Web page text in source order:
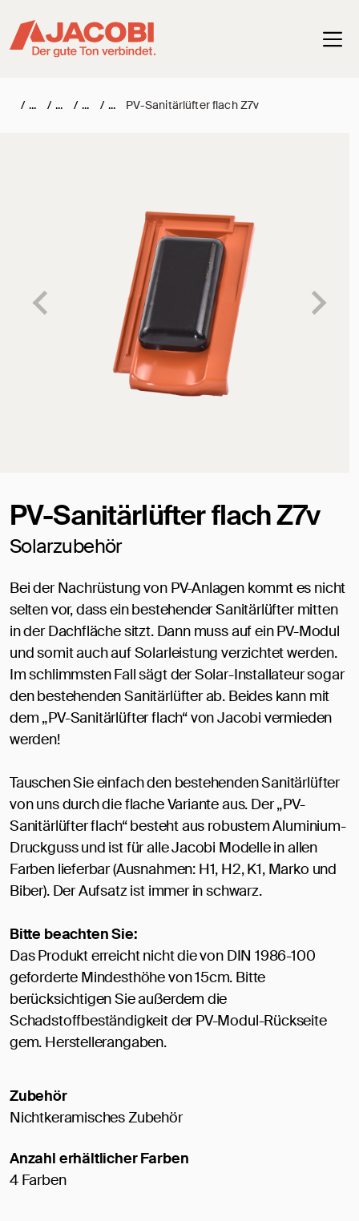
/ / / / PV-Sanitärlüfter flach Z7v
PV-Sanitärlüfter flach Z7v
Solarzubehör
Bei der Nachrüstung von PV-Anlagen kommt es nicht
selten vor, dass ein bestehender Sanitärlüfter mitten
in der Dachfläche sitzt. Dann muss auf ein PV-Modul
und somit auch auf Solarleistung verzichtet werden.
Im schlimmsten Fall sägt der Solar-Installateur sogar
den bestehenden Sanitärlüfter ab. Beides kann mit
dem „PV-Sanitärlüfter flach“ von Jacobi vermieden
werden!
Tauschen Sie einfach den bestehenden Sanitärlüfter
von uns durch die flache Variante aus. Der „PV-
Sanitärlüfter flach“ besteht aus robustem Aluminium-
Druckguss und ist für alle Jacobi Modelle in allen
Farben lieferbar (Ausnahmen: H1, H2, K1, Marko und
Biber). Der Aufsatz ist immer in schwarz.
Bitte beachten Sie:
Das Produkt erreicht nicht die von DIN 1986-100
geforderte Mindesthöhe von 15cm. Bitte
berücksichtigen Sie außerdem die
Schadstoffbeständigkeit der PV-Modul-Rückseite
gem. Herstellerangaben.
Zubehör
Nichtkeramisches Zubehör
Anzahl erhältlicher Farben
4 Farben